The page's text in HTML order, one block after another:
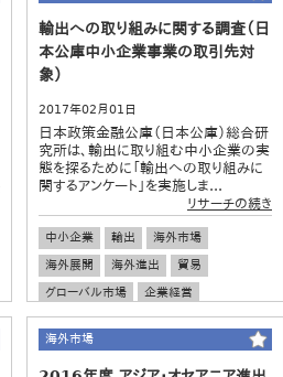
輸出への取り組みに関する調査（日
本公庫中小企業事業の取引先対
象）
2017年02月01日
日本政策金融公庫（日本公庫）総合研
究所は、輸出に取り組む中小企業の実
態を探るために「輸出への取り組みに
関するアンケート」を実施しま...
リサーチの続き
中小企業 輸出
海外市場
海外展開
海外進出
貿易
グローバル市場
企業経営
海外市場